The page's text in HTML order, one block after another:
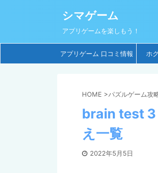
シマゲーム
アプリゲームを楽しもう！
アプリゲーム 口コミ情報 ホ
HOME >パズルゲーム攻
brain test 3
え一覧
2022年5月5日